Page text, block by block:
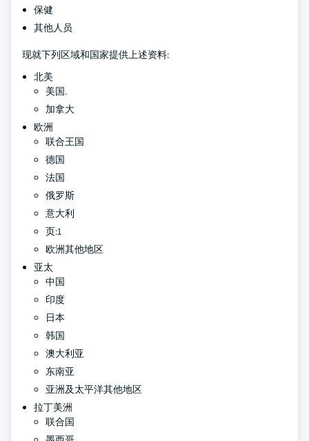
保健
其他人员
现就下列区域和国家提供上述资料:
北美
美国.
加拿大
欧洲
联合王国
德国
法国
俄罗斯
意大利
页:1
欧洲其他地区
亚太
中国
印度
日本
韩国
澳大利亚
东南亚
亚洲及太平洋其他地区
拉丁美洲
联合国